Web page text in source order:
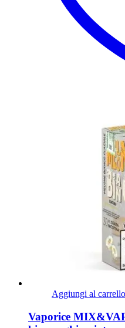
Aggiungi al carrello
Vaporice